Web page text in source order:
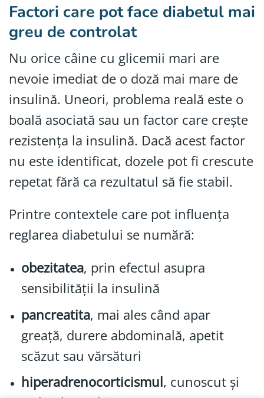
Factori care pot face diabetul mai
greu de controlat
Nu orice câine cu glicemii mari are
nevoie imediat de o doză mai mare de
insulină. Uneori, problema reală este o
boală asociată sau un factor care crește
rezistența la insulină. Dacă acest factor
nu este identificat, dozele pot fi crescute
repetat fără ca rezultatul să fie stabil.
Printre contextele care pot influența
reglarea diabetului se numără:
obezitatea, prin efectul asupra
sensibilității la insulină
pancreatita, mai ales când apar
greață, durere abdominală, apetit
scăzut sau vărsături
hiperadrenocorticismul, cunoscut și